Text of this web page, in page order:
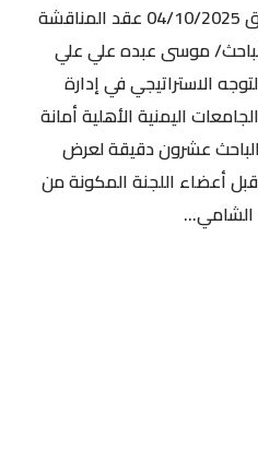
تم يوم أمس السبت الموافق 04/10/2025 عقد المناقشة
للباحث/ موسى عبده علي علي
الاستراتيجي في إدارة
اليمنية الأهلية أمانة
عشرون دقيقة لعرض
أعضاء اللجنة المكونة من
الشامي...